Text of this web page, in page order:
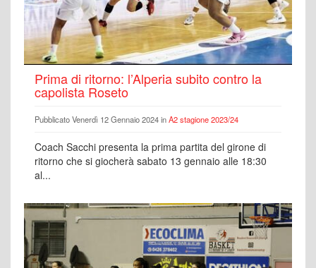
Prima di ritorno: l’Alperia subito contro la
capolista Roseto
Pubblicato Venerdì 12 Gennaio 2024 inA2 stagione 2023/24
Coach Sacchi presenta la prima partita del girone di
ritorno che si giocherà sabato 13 gennaio alle 18:30
al...